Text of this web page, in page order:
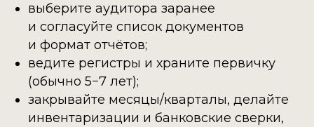
выберите аудитора заранее
и согласуйте список документов
и формат отчётов;
ведите регистры и храните первичку
(обычно 5−7 лет);
закрывайте месяцы/кварталы, делайте
инвентаризации и банковские сверки,